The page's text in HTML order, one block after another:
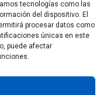
tecnologías como las
del dispositivo. El
procesar datos como
únicas en este
puede afectar